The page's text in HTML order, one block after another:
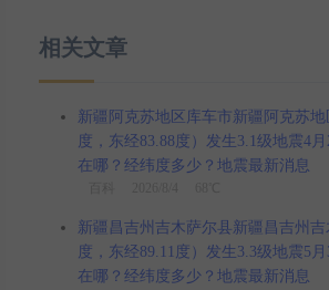
相关文章
新疆阿克苏地区库车市新疆阿克苏地
度，东经83.88度）发生3.1级地震4
在哪？经纬度多少？地震最新消息
新疆昌吉州吉木萨尔县新疆昌吉州吉
度，东经89.11度）发生3.3级地震5
在哪？经纬度多少？地震最新消息